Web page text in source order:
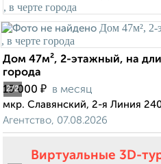
2/2
Дом 47м², 2-этажный, на
города
15 000 ₽ в месяц
мкр. Славянский, 2-я Линия
Агентство, 07.08.2026
Виртуальные 3D-